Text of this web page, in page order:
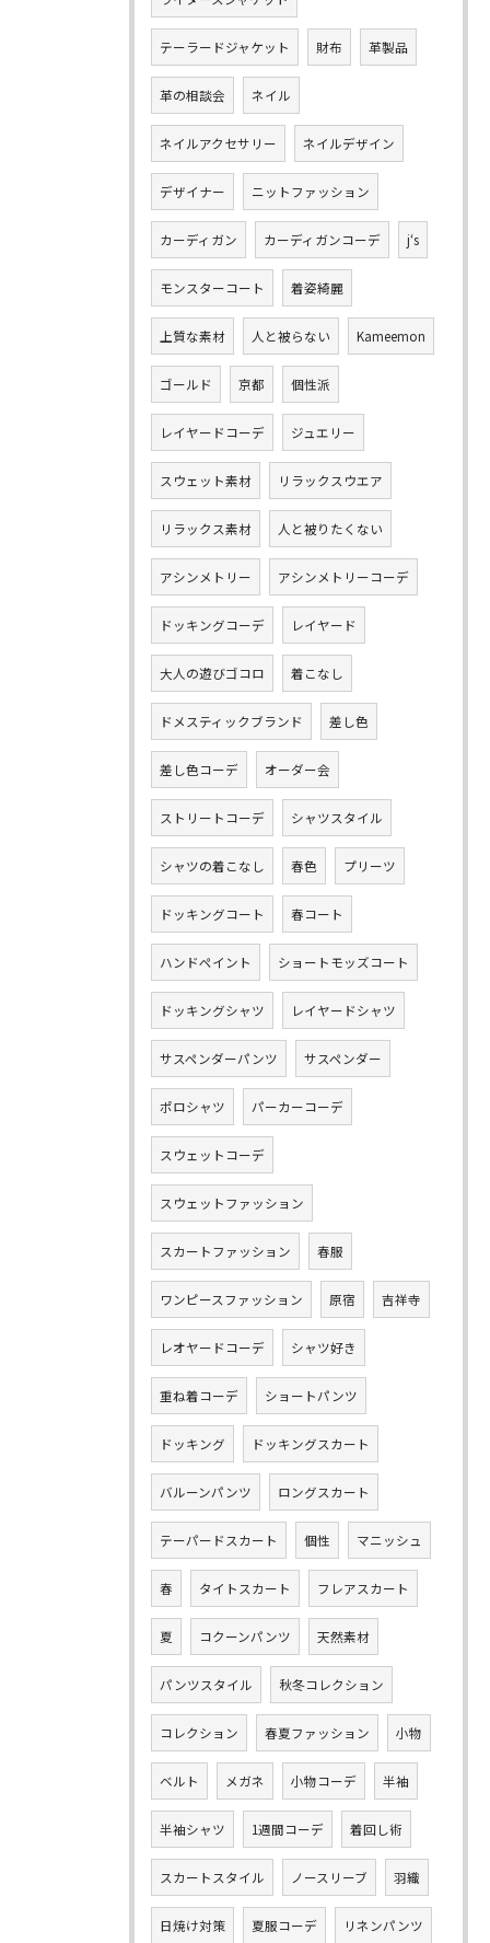
テーラードジャケット 財布 革製品
革の相談会 ネイル
ネイルアクセサリー ネイルデザイン
デザイナー ニットファッション
カーディガン カーディガンコーデ j‘s
モンスターコート 着姿綺麗
上質な素材 人と被らない Kameemon
ゴールド 京都 個性派
レイヤードコーデ ジュエリー
スウェット素材 リラックスウエア
リラックス素材 人と被りたくない
アシンメトリー アシンメトリーコーデ
ドッキングコーデ レイヤード
大人の遊びゴコロ 着こなし
ドメスティックブランド 差し色
差し色コーデ オーダー会
ストリートコーデ シャツスタイル
シャツの着こなし 春色 プリーツ
ドッキングコート 春コート
ハンドペイント ショートモッズコート
ドッキングシャツ レイヤードシャツ
サスペンダーパンツ サスペンダー
ポロシャツ パーカーコーデ
スウェットコーデ
スウェットファッション
スカートファッション 春服
ワンピースファッション 原宿 吉祥寺
レオヤードコーデ シャツ好き
重ね着コーデ ショートパンツ
ドッキング ドッキングスカート
バルーンパンツ ロングスカート
テーパードスカート 個性 マニッシュ
春 タイトスカート フレアスカート
夏 コクーンパンツ 天然素材
パンツスタイル 秋冬コレクション
コレクション 春夏ファッション 小物
ベルト メガネ 小物コーデ 半袖
半袖シャツ 1週間コーデ 着回し術
スカートスタイル ノースリーブ 羽織
日焼け対策 夏服コーデ リネンパンツ